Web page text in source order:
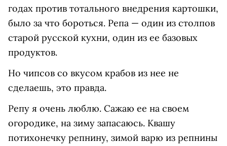
годах против тотального внедрения картошки,
было за что бороться. Репа — один из столпов
старой русской кухни, один из ее базовых
продуктов.
Но чипсов со вкусом крабов из нее не
сделаешь, это правда.
Репу я очень люблю. Сажаю ее на своем
огородике, на зиму запасаюсь. Квашу
потихонечку репнину, зимой варю из репнины